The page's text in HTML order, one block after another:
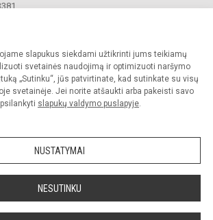
slapukus siekdami užtikrinti jums teikiamų
svetainės naudojimą ir optimizuoti naršymo
„Sutinku“, jūs patvirtinate, kad sutinkate su visų
svetainėje. Jei norite atšaukti arba pakeisti savo
slapukų valdymo puslapyje.
NUSTATYMAI
NESUTINKU
gimnazija. Visos teisės saugomos.
įstaigos administracijos sutikimo griežtai draudžiama.
paraiška Slapukų valdymas
atnaujinti